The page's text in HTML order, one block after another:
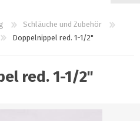
Schläuche und Zubehör
Doppelnippel red. 1-1/2"
red. 1-1/2"